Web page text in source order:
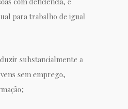
para trabalho de igual
substancialmente a
sem emprego,